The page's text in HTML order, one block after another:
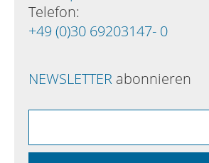
Telefon:
+49 (0)30 69203147- 0
NEWSLETTER abonnieren